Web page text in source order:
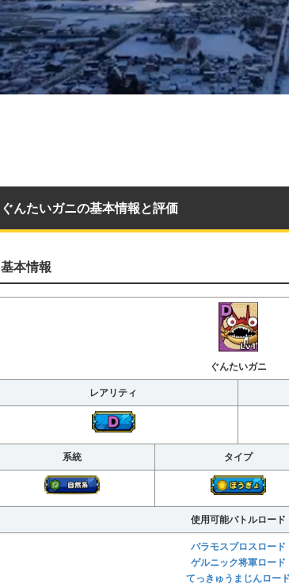
ぐんたいガニの基本情報と評価
基本情報
ぐんたいガニ
レアリティ
系統 タイプ
使用可能バトルロード
バラモスブロスロード
ゲルニック将軍ロード
てっきゅうまじんロー